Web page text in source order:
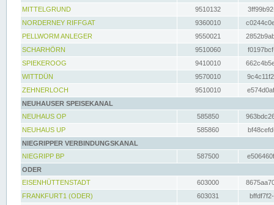
MITTELGRUND
9510132
NORDERNEY RIFFGAT
9360010
PELLWORM ANLEGER
9550021
SCHARHÖRN
9510060
SPIEKEROOG
9410010
WITTDÜN
9570010
ZEHNERLOCH
9510010
NEUHAUSER SPEISEKANAL
NEUHAUS OP
585850
NEUHAUS UP
585860
NIEGRIPPER VERBINDUNGSKANAL
NIEGRIPP BP
587500
ODER
EISENHÜTTENSTADT
603000
FRANKFURT1 (ODER)
603031